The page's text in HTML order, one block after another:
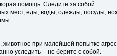
помощь. Следите за собой.
еды, воды, одежды, посуды,
при малейшей попытке
уследить -- не берите с собой.